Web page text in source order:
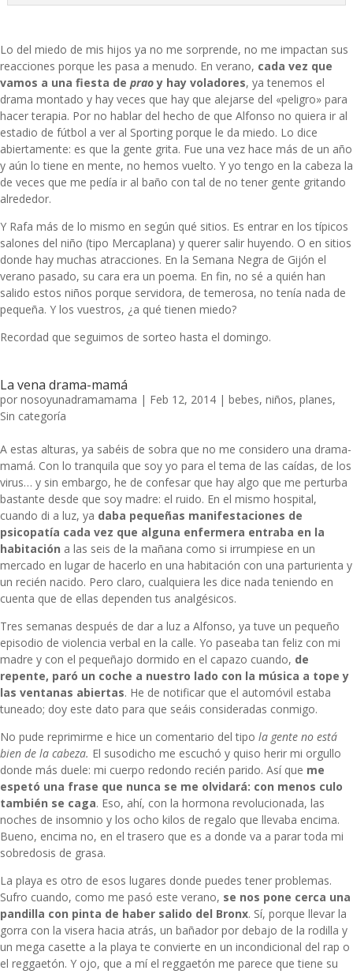
Lo del miedo de mis hijos ya no me sorprende, no me impactan sus
reacciones porque les pasa a menudo. En verano, cada vez que
vamos a una fiesta de praoy hay voladores, ya tenemos el
drama montado y hay veces que hay que alejarse del «peligro» para
hacer terapia. Por no hablar del hecho de que Alfonso no quiera ir al
estadio de fútbol a ver al Sporting porque le da miedo. Lo dice
abiertamente: es que la gente grita. Fue una vez hace más de un año
y aún lo tiene en mente, no hemos vuelto. Y yo tengo en la cabeza la
de veces que me pedía ir al baño con tal de no tener gente gritando
alrededor.
Y Rafa más de lo mismo en según qué sitios. Es entrar en los típicos
salones del niño (tipo Mercaplana) y querer salir huyendo. O en sitios
donde hay muchas atracciones. En la Semana Negra de Gijón el
verano pasado, su cara era un poema. En fin, no sé a quién han
salido estos niños porque servidora, de temerosa, no tenía nada de
pequeña. Y los vuestros, ¿a qué tienen miedo?
Recordad que seguimos de sorteo hasta el domingo.
La vena drama-mamá
por nosoyunadramamama | Feb 12, 2014 | bebes, niños, planes,
Sin categoría
A estas alturas, ya sabéis de sobra que no me considero una drama-
mamá. Con lo tranquila que soy yo para el tema de las caídas, de los
virus… y sin embargo, he de confesar que hay algo que me perturba
bastante desde que soy madre: el ruido. En el mismo hospital,
cuando di a luz, ya daba pequeñas manifestaciones de
psicopatía cada vez que alguna enfermera entraba en la
habitación a las seis de la mañana como si irrumpiese en un
mercado en lugar de hacerlo en una habitación con una parturienta y
un recién nacido. Pero claro, cualquiera les dice nada teniendo en
cuenta que de ellas dependen tus analgésicos.
Tres semanas después de dar a luz a Alfonso, ya tuve un pequeño
episodio de violencia verbal en la calle. Yo paseaba tan feliz con mi
madre y con el pequeñajo dormido en el capazo cuando, de
repente, paró un coche a nuestro lado con la música a tope y
las ventanas abiertas. He de notificar que el automóvil estaba
tuneado; doy este dato para que seáis consideradas conmigo.
No pude reprimirme e hice un comentario del tipo la gente no está
bien de la cabeza. El susodicho me escuchó y quiso herir mi orgullo
donde más duele: mi cuerpo redondo recién parido. Así que me
espetó una frase que nunca se me olvidará: con menos culo
también se caga. Eso, ahí, con la hormona revolucionada, las
noches de insomnio y los ocho kilos de regalo que llevaba encima.
Bueno, encima no, en el trasero que es a donde va a parar toda mi
sobredosis de grasa.
La playa es otro de esos lugares donde puedes tener problemas.
Sufro cuando, como me pasó este verano, se nos pone cerca una
pandilla con pinta de haber salido del Bronx. Sí, porque llevar la
gorra con la visera hacia atrás, un bañador por debajo de la rodilla y
un mega casette a la playa te convierte en un incondicional del rap o
el reggaetón. Y ojo, que a mí el reggaetón me parece que tiene su